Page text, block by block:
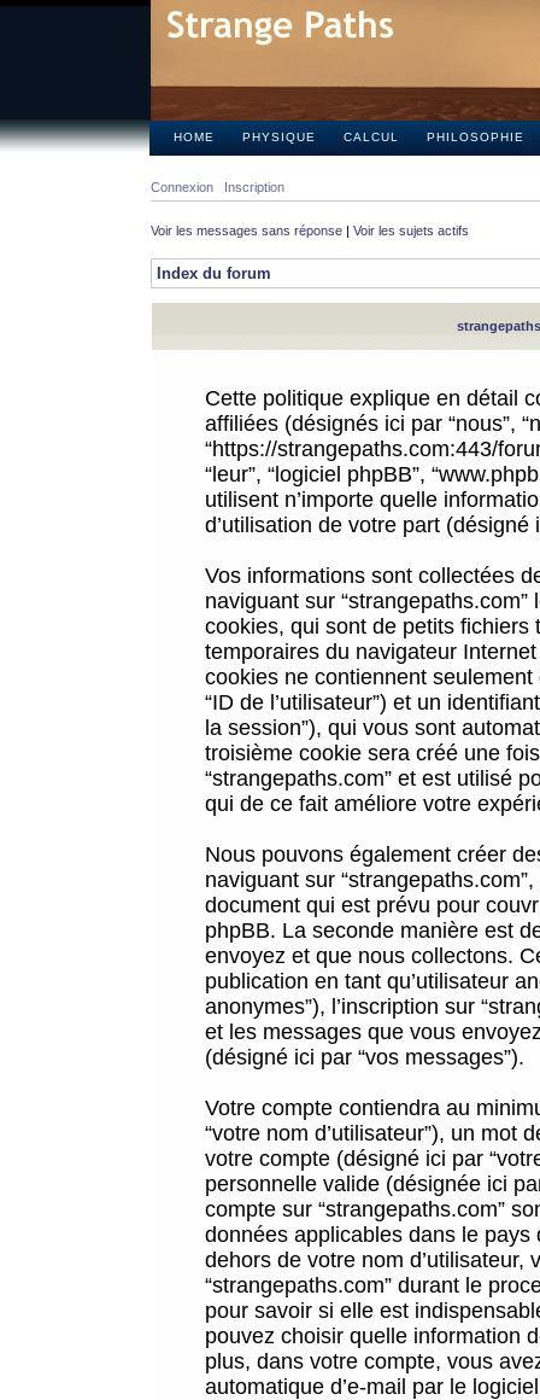
HOME PHYSIQUE CALCUL PHILOSOPHIE
Connexion Inscription
Voir les messages sans réponse | Voir les sujets actifs
Index du forum
Cette politique explique en détail
affiliées (désignés ici par “nous”,
“https://strangepaths.com:443/
“leur”, “logiciel phpBB”,
utilisent n’importe quelle
d’utilisation de votre part (désigné
Vos informations sont collectées
naviguant sur
cookies, qui sont de petits
temporaires du navigateur
cookies ne contiennent
“ID de l’utilisateur”) et un
la session”), qui vous sont
troisième cookie sera créé une
“strangepaths.com” et est utilisé
qui de ce fait améliore votre
Nous pouvons également créer
naviguant sur
document qui est prévu pour
phpBB. La seconde manière est
envoyez et que nous collectons.
publication en tant qu’utilisateur
anonymes”), l’inscription sur
et les messages que vous
(désigné ici par “vos messages”).
Votre compte contiendra au
“votre nom d’utilisateur”), un mot
votre compte (désigné ici par
personnelle valide (désignée ici
compte sur “strangepaths.com”
données applicables dans le
dehors de votre nom
“strangepaths.com” durant le
pour savoir si elle est
pouvez choisir quelle information
plus, dans votre compte, vous
automatique d’e-mail par le